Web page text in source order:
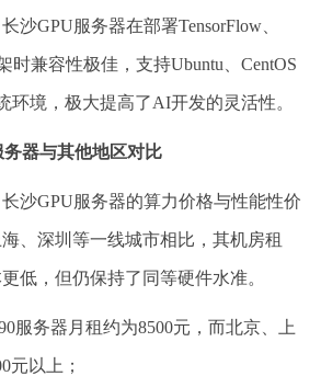
沙GPU服务器在部署TensorFlow、
时兼容性极佳，支持Ubuntu、CentOS
环境，极大提高了AI开发的灵活性。
器与其他地区对比
沙GPU服务器的算力价格与性能性价
、深圳等一线城市相比，其机房租
低，但仍保持了同等硬件水准。
服务器月租约为8500元，而北京、上
元以上；